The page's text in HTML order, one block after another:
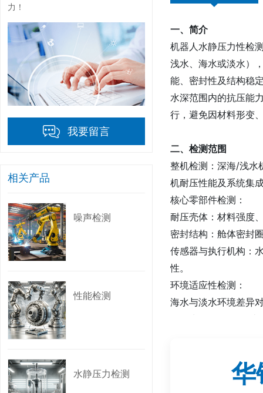
力！
我要留言
相关产品
噪声检测
性能检测
水静压力检测
一、简介‌
机器人水静压力性检
浅水、海水或淡水）
能、密封性及结构稳
水深范围内的抗压能
行，避免因材料形变
二、检测范围‌
整机检测‌：深海/浅水
机耐压性能及系统集
核心零部件检测‌：
耐压壳体‌：材料强度
密封结构‌：舱体密封
传感器与执行机构‌：
性‌。
环境适应性检测‌：
海水与淡水环境差异
1. 核心性能测试‌
耐压性能测试‌：模拟
华